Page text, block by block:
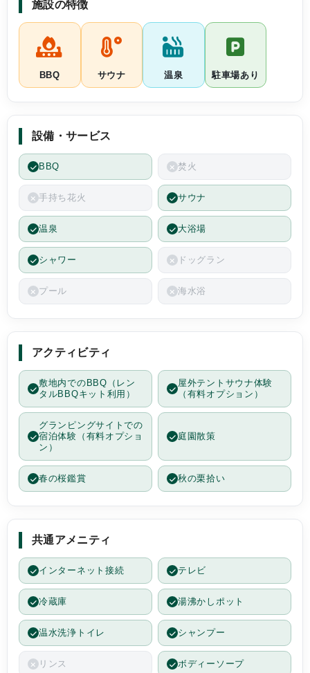
施設の特徴
BBQ サウナ 温泉 駐車場あり
設備・サービス
BBQ 焚火
手持ち花火 サウナ
温泉 大浴場
シャワー ドッグラン
プール 海水浴
アクティビティ
敷地内でのBBQ（レン
タルBBQキット利用）
屋外テントサウナ体験
（有料オプション）
グランピングサイトでの
宿泊体験（有料オプショ
ン）
庭園散策
春の桜鑑賞 秋の栗拾い
共通アメニティ
インターネット接続 テレビ
冷蔵庫 湯沸かしポット
温水洗浄トイレ シャンプー
リンス ボディーソープ